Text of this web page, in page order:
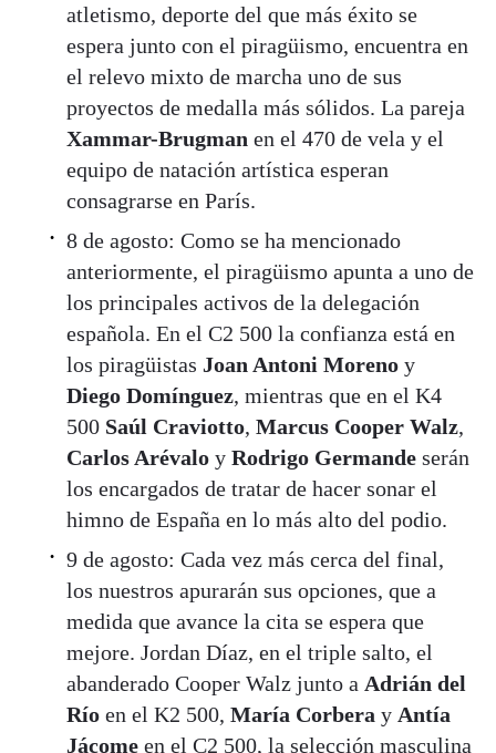
atletismo, deporte del que más éxito se
espera junto con el piragüismo, encuentra en
el relevo mixto de marcha uno de sus
proyectos de medalla más sólidos. La pareja
Xammar-Brugman en el 470 de vela y el
equipo de natación artística esperan
consagrarse en París.
8 de agosto: Como se ha mencionado
anteriormente, el piragüismo apunta a uno de
los principales activos de la delegación
española. En el C2 500 la confianza está en
los piragüistas Joan Antoni Moreno y
Diego Domínguez, mientras que en el K4
500 Saúl Craviotto, Marcus Cooper Walz,
Carlos Arévalo y Rodrigo Germande serán
los encargados de tratar de hacer sonar el
himno de España en lo más alto del podio.
9 de agosto: Cada vez más cerca del final,
los nuestros apurarán sus opciones, que a
medida que avance la cita se espera que
mejore. Jordan Díaz, en el triple salto, el
abanderado Cooper Walz junto a Adrián del
Río en el K2 500, María Corbera y Antía
Jácome en el C2 500, la selección masculina